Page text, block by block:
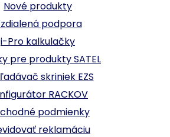
Nové produkty
podpora
i-Pro kalkulačky
pre produkty SATEL
skriniek EZS
RACKOV
podmienky
reklamáciu